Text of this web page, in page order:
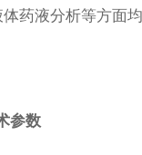
药液分析等方面均
参数